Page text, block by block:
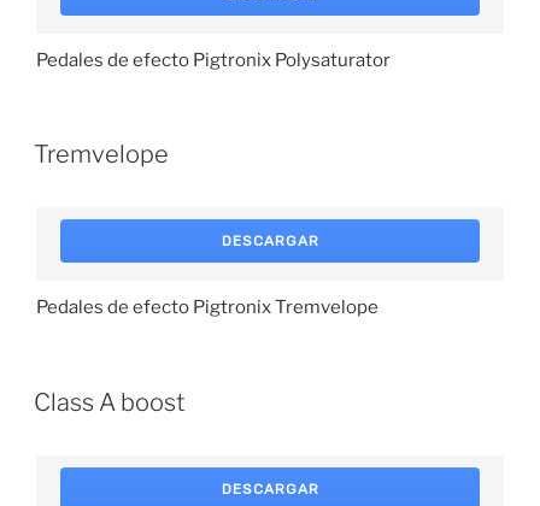
Pedales de efecto Pigtronix Polysaturator
Tremvelope
DESCARGAR
Pedales de efecto Pigtronix Tremvelope
Class A boost
DESCARGAR